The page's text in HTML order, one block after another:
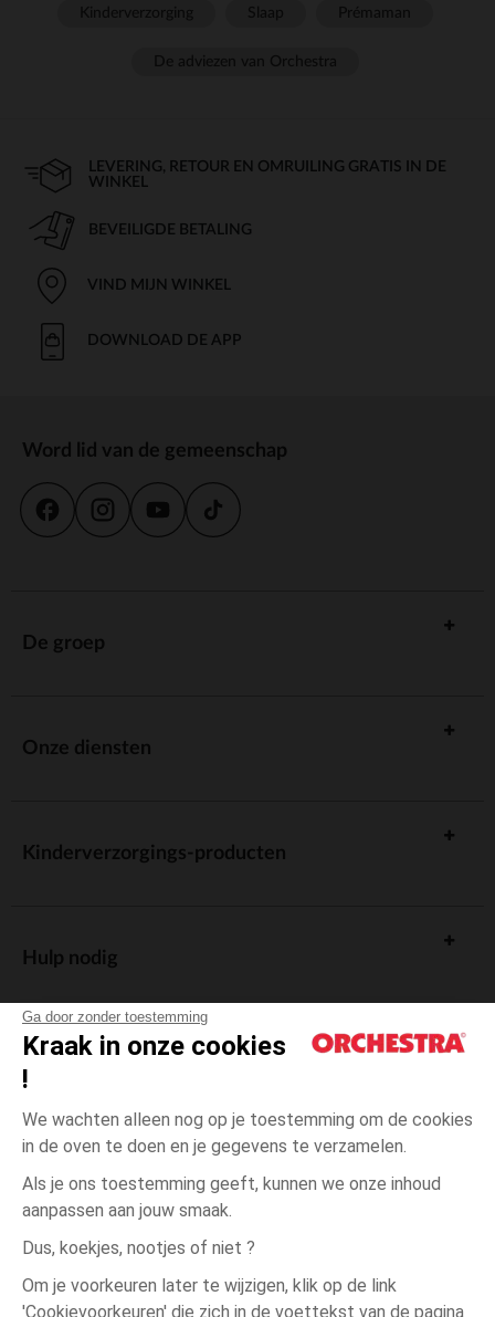
Ga door zonder toestemming
Kraak in onze cookies
!
We wachten alleen nog op je toestemming om de cookies
in de oven te doen en je gegevens te verzamelen.
Als je ons toestemming geeft, kunnen we onze inhoud
aanpassen aan jouw smaak.
Dus, koekjes, nootjes of niet ?
Om je voorkeuren later te wijzigen, klik op de link
'Cookievoorkeuren' die zich in de voettekst van de pagina
LEVERING, RETOUR EN OMRUILING GRATIS IN DE
WINKEL
BEVEILIGDE BETALING
VIND MIJN WINKEL
DOWNLOAD DE APP
Word lid van de gemeenschap
De groep
Onze diensten
Kinderverzorgings-producten
Hulp nodig
Algemene verkoopsvoorwaarden
Wettelijke bepalingen
Persoonsgegevens